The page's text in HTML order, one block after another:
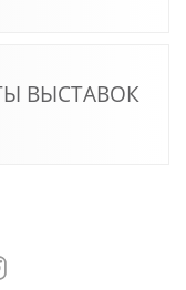
ВЫСТАВОК